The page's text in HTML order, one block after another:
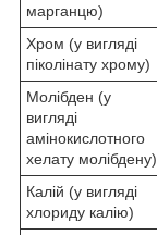
марганцю)
Хром (у вигляді
піколінату хрому)
Молібден (у
вигляді
амінокислотного
хелату молібдену)
Калій (у вигляді
хлориду калію)